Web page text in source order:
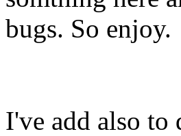
bugs. So enjoy.
I've add also to